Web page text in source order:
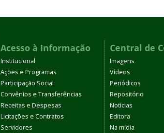
Acesso à Informação
Institucional
Ações e Programas
Participação Social
Convênios e Transferências
Receitas e Despesas
Licitações e Contratos
Servidores
Central de
Imagens
Vídeos
Periódicos
Repositório
Notícias
Editora
Na mídia